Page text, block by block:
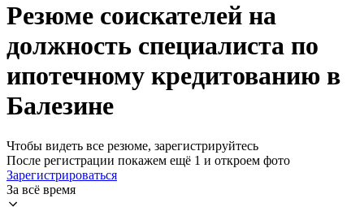
Резюме соискателей на
должность специалиста по
ипотечному кредитованию в
Балезине
Чтобы видеть все резюме, зарегистрируйтесь
После регистрации покажем ещё 1 и откроем фото
Зарегистрироваться
За всё время